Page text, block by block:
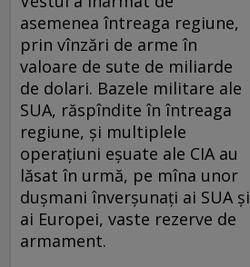
asemenea întreaga regiune,
prin vînzări de arme în
valoare de sute de miliarde
de dolari. Bazele militare ale
SUA, răspîndite în întreaga
regiune, și multiplele
operațiuni eșuate ale CIA au
lăsat în urmă, pe mîna unor
dușmani înverșunați ai SUA și
ai Europei, vaste rezerve de
armament.